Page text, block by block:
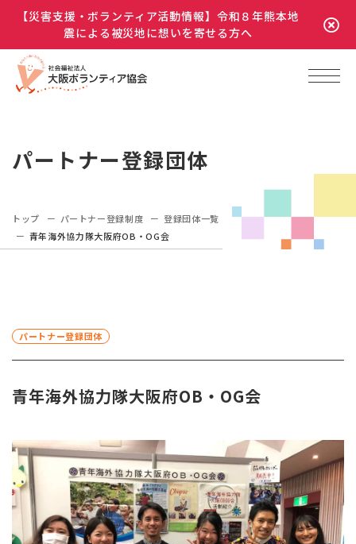
【災害支援・ボランティア活動情報】令和８年熊本地
震による被災地に想いを寄せる方へ
パートナー登録団体
トップ パートナー登録制度
登録団体一覧
青年海外協力隊大阪府OB・OG会
パートナー登録団体
青年海外協力隊大阪府OB・OG会